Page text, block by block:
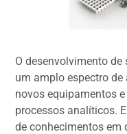
O desenvolvimento
um amplo espectro de
novos equipamentos
processos analíticos.
de conhecimentos em